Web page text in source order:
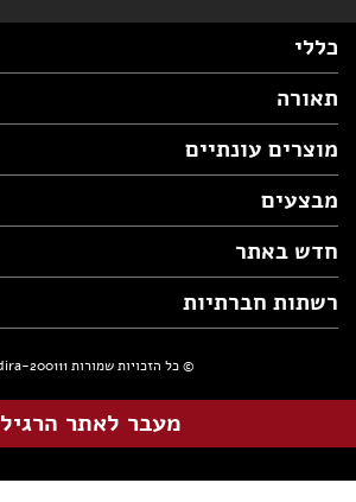
כללי
תאורה
מוצרים עונתיים
מבצעים
חדש באתר
רשתות חברתיות
© כל הזכויות שמורות Adira-200111
מעבר לאתר הרגיל